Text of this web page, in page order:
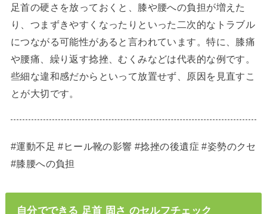
足首の硬さを放っておくと、膝や腰への負担が増えた
り、つまずきやすくなったりといった二次的なトラブル
につながる可能性があると言われています。特に、膝痛
や腰痛、繰り返す捻挫、むくみなどは代表的な例です。
些細な違和感だからといって放置せず、原因を見直すこ
とが大切です。
#運動不足 #ヒール靴の影響 #捻挫の後遺症 #姿勢のクセ
#膝腰への負担
自分でできる 足首 固さ のセルフチェック